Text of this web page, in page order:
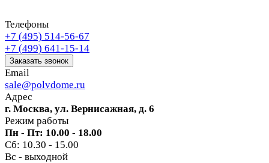
Телефоны
+7 (495) 514-56-67
+7 (499) 641-15-14
Заказать звонок
Email
sale@polvdome.ru
Адрес
г. Москва, ул. Вернисажная, д. 6
Режим работы
Пн - Пт: 10.00 - 18.00
Сб: 10.30 - 15.00
Вс - выходной